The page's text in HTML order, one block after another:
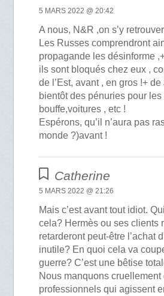
5 MARS 2022 @ 20:42
A nous, N&R ,on s’y
Les Russes comprendront
propagande les désinforme
ils sont bloqués chez eux ,
de l’Est, avant , en gros !+
bientôt des pénuries pour les
bouffe,voitures , etc !
Espérons, qu’il n’aura pas
monde ?)avant !
Catherine
5 MARS 2022 @ 21:26
Mais c’est avant tout idiot.
cela? Hermès ou ses clients
retarderont peut-être l’achat
inutile? En quoi cela va
guerre? C’est une bêtise
Nous manquons
professionnels qui agissent